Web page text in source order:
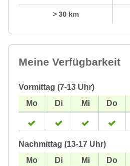
> 30 km
Meine Verfügbarkeit
Vormittag (7-13 Uhr)
Nachmittag (13-17 Uhr)